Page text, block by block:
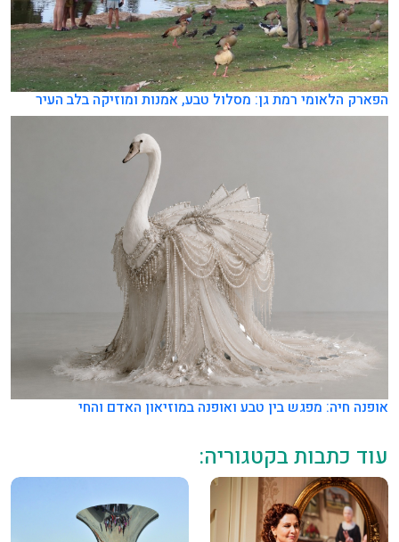
הפארק הלאומי רמת גן: מסלול טבע, אמנות ומוזיקה בלב העיר
אופנה חיה: מפגש בין טבע ואופנה במוזיאון האדם והחי
עוד כתבות בקטגוריה: